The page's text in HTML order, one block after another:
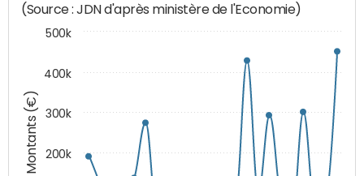
Montants (€)
(Source : JDN d'après ministère de l'Economie)
200k
300k
400k
500k